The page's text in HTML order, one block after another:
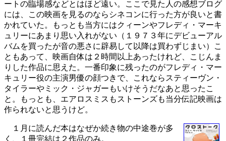
ートの臨場感などとはほど遠い。ここで見た人の感想ブログ
には、この映画を見るのならシネコンに行った方が良いと書
かれていた。もっとも当方にはクィーンやフレディ・マーキ
ュリーにあまり思い入れがない（１９７３年にデビューアル
バムを買ったが音の悪さに辟易して以降は買わずじまい）こ
ともあって、映画自体は２時間以上あったけれど、こじんま
りした作品に思えた。一番印象に残ったのがフレディ・マー
キュリー役の主演男優の顔つきで、これならスティーヴン・
タイラーやミック・ジャガーもいけそうだなあと思ったこ
と。もっとも、エアロスミスもストーンズも当分伝記映画は
作られないと思うけど。
１月に読んだ本はなぜか続き物の中途巻が多
く、１冊完結は２作品のみ。